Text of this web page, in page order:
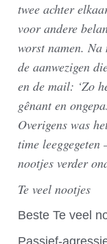
twee achter
voor andere
worst namen. Na
de aanwezigen
en de mail: ‘Zo
gênant en
Overigens was
time
nootjes verder
Te veel nootjes
Beste Te veel
Passief-